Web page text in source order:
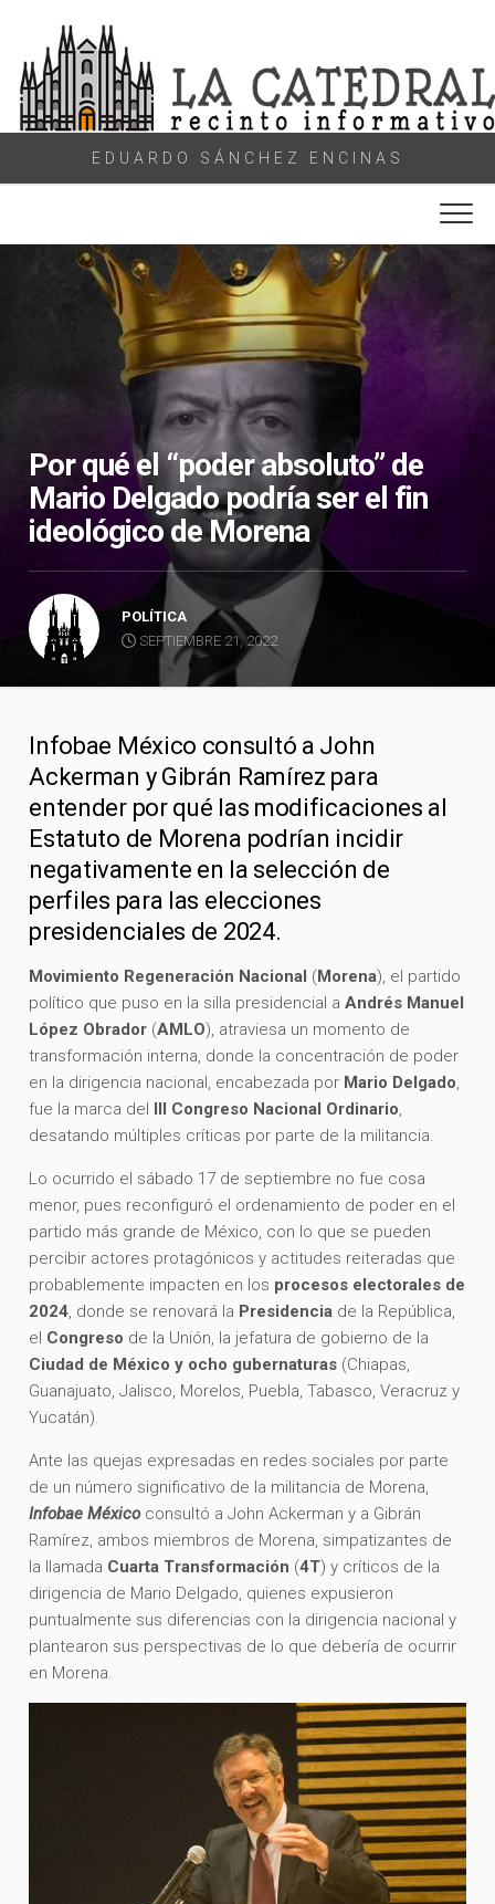
content
EDUARDO SÁNCHEZ ENCINAS
Por qué el “poder absoluto” de
Mario Delgado podría ser el fin
ideológico de Morena
POLÍTICA
SEPTIEMBRE 21, 2022
Infobae México consultó a John
Ackerman y Gibrán Ramírez para
entender por qué las modificaciones al
Estatuto de Morena podrían incidir
negativamente en la selección de
perfiles para las elecciones
presidenciales de 2024.
Movimiento Regeneración Nacional (Morena), el partido
político que puso en la silla presidencial aAndrés Manuel
López Obrador (AMLO), atraviesa un momento de
transformación interna, donde la concentración de poder
en la dirigencia nacional, encabezada por Mario Delgado,
fue la marca del III Congreso Nacional Ordinario,
desatando múltiples críticas por parte de la militancia.
Lo ocurrido el sábado 17 de septiembre no fue cosa
menor, pues reconfiguró el ordenamiento de poder en el
partido más grande de México, con lo que se pueden
percibir actores protagónicos y actitudes reiteradas que
probablemente impacten en los procesos electorales de
2024, donde se renovará la Presidencia de la República,
el Congreso de la Unión, la jefatura de gobierno de la
Ciudad de México y ocho gubernaturas (Chiapas,
Guanajuato, Jalisco, Morelos, Puebla, Tabasco, Veracruz y
Yucatán).
Ante las quejas expresadas en redes sociales por parte
de un número significativo de la militancia de Morena,
Infobae Méxicoconsultó a John Ackerman y a Gibrán
Ramírez, ambos miembros de Morena, simpatizantes de
la llamada Cuarta Transformación (4T) y críticos de la
dirigencia de Mario Delgado, quienes expusieron
puntualmente sus diferencias con la dirigencia nacional y
plantearon sus perspectivas de lo que debería de ocurrir
en Morena.